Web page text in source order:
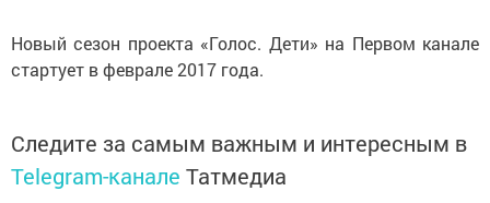
Новый сезон проекта «Голос. Дети» на Первом канале
стартует в феврале 2017 года.
Следите за самым важным и интересным в
Telegram-канале Татмедиа